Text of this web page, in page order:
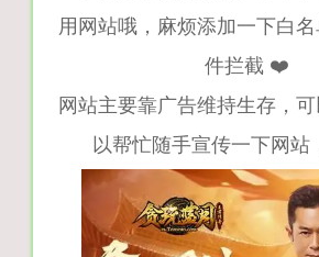
用网站哦，麻烦添加一下白
件拦截 ❤️
网站主要靠广告维持生存，
以帮忙随手宣传一下网站